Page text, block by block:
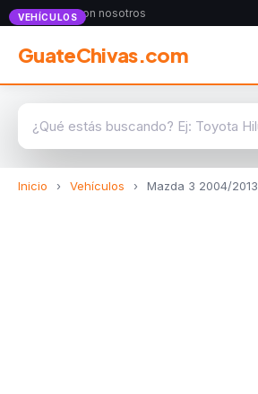
Anunciate con nosotros
GuateChivas.com
Inicio › Vehículos › Mazda 3 2004/2013
VEHÍCULOS